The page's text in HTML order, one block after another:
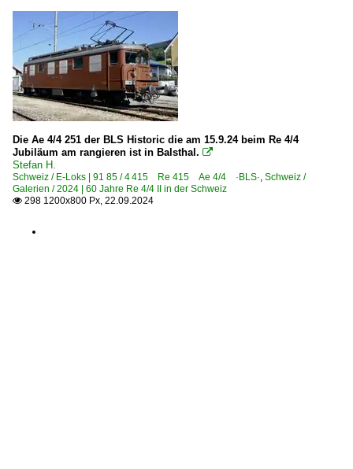
Die Ae 4/4 251 der BLS Historic die am 15.9.24 beim Re 4/4
Jubiläum am rangieren ist in Balsthal. 
Stefan H.
Schweiz / E-Loks | 91 85 / 4 415 Re 415 Ae 4/4 ·BLS·, Schweiz /
Galerien / 2024 | 60 Jahre Re 4/4 II in der Schweiz
 298 1200x800 Px, 22.09.2024